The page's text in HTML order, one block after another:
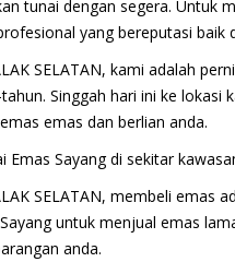
tunai dengan segera. Untuk
yang bereputasi baik
SELATAN, kami adalah
Singgah hari ini ke lokasi
emas dan berlian anda.
Sayang di sekitar
SELATAN, membeli emas
untuk menjual emas
anda.